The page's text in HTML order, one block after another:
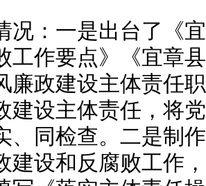
：一是出台了《宜
工作要点》《宜章
廉政建设主体责任
建设主体责任，将
、同检查。二是制
建设和反腐败工作